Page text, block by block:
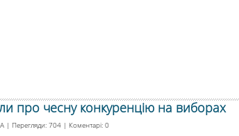
про чесну конкуренцію на виборах
| Перегляди: 704 | Коментарі: 0